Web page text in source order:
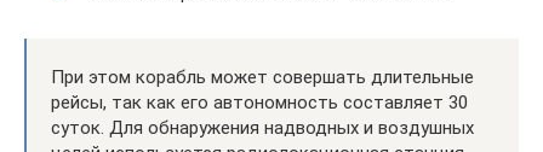
При этом корабль может совершать длительные
рейсы, так как его автономность составляет 30
суток. Для обнаружения надводных и воздушных